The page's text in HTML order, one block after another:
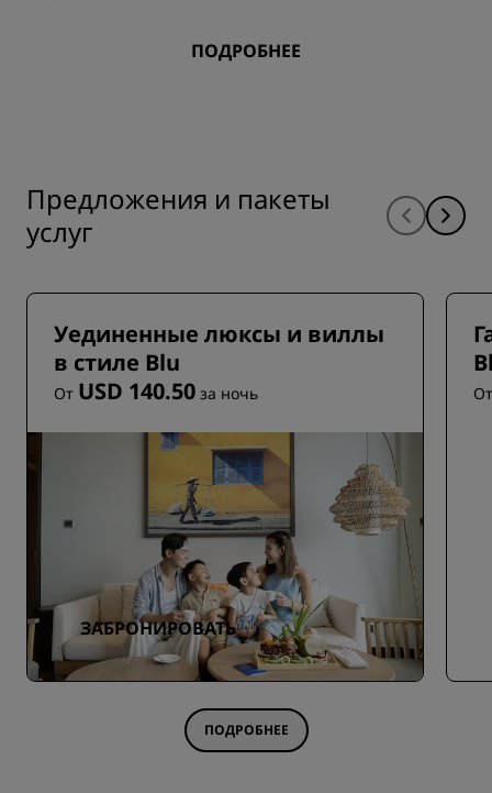
ПОДРОБНЕЕ
Предложения и пакеты
услуг
Уединенные люксы и виллы
в стиле Blu
От USD 140.50 за ночь
ЗАБРОНИРОВАТЬ
ПОДРОБНЕЕ